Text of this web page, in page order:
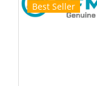
Best Seller